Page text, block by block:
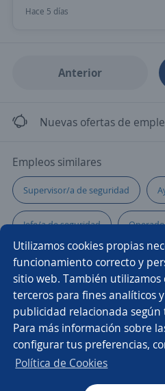
Utilizamos cookies propias
funcionamiento correcto y
sitio web. También utilizamos
terceros para fines analíticos
publicidad relacionada según
Para más información sobre
configurar tus preferencias,
Política de Cookies
Hace 5 días
Anterior
Nuevas ofertas de
Empleos similares
Supervisor/a de seguridad
Jefe/a de seguridad
Supervisor/a de aseo
Supervisor/a de seguridad y salud
Líder de proyecto
Autoservicios Supervisor/a
Buscar es más
CT App